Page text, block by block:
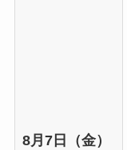
8月7日（金）